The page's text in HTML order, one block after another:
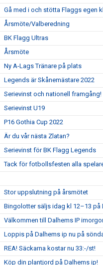
Gå med i och stötta Flaggs egen
Årsmöte/Valberedning
BK Flagg Ultras
Årsmöte
Ny A-Lags Tränare på plats
Legends är Skånemästare 2022
Serievinst och nationell framgång!
Serievinst U19
P16 Gothia Cup 2022
Är du vår nästa Zlatan?
Serievinst för BK Flagg Legends
Tack för fotbollsfesten alla
Stor uppslutning på årsmötet
Bingolotter säljs idag kl 12–13 på
Välkommen till Dalhems IP
Loppis på Dalhems ip nu på
REA! Säckarna kostar nu 33:-/st!
Köp din plantjord på Dalhems ip!